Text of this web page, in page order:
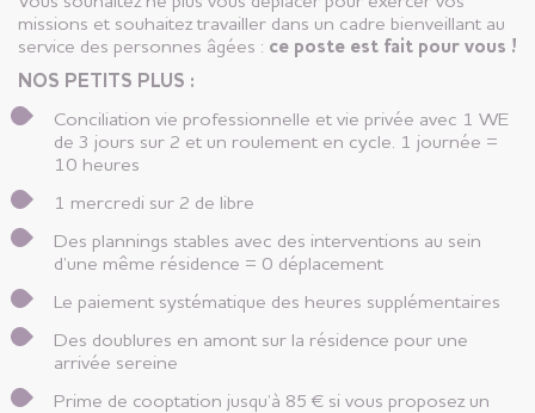
missions et souhaitez travailler dans un cadre bienveillant au
service des personnes âgées : ce poste est fait pour vous !
NOS PETITS PLUS :
Conciliation vie professionnelle et vie privée avec 1 WE
de 3 jours sur 2 et un roulement en cycle. 1 journée =
10 heures
1 mercredi sur 2 de libre
Des plannings stables avec des interventions au sein
d’une même résidence = 0 déplacement
Le paiement systématique des heures supplémentaires
Des doublures en amont sur la résidence pour une
arrivée sereine
Prime de cooptation jusqu’à 85 € si vous proposez un